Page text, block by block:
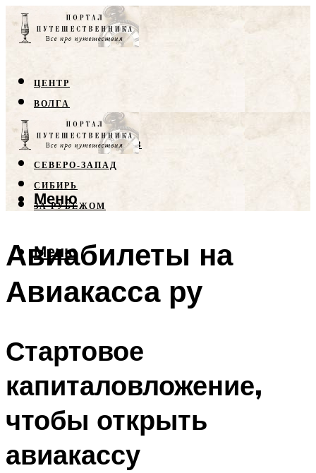
ЦЕНТР
ВОЛГА
КРЫМ
СЕВЕРНЫЙ КАВКАЗ
СЕВЕРО-ЗАПАД
СИБИРЬ
ЗА РУБЕЖОМ
Меню
Меню
Авиабилеты на
Авиакасса ру
Стартовое
капиталовложение,
чтобы открыть
авиакассу